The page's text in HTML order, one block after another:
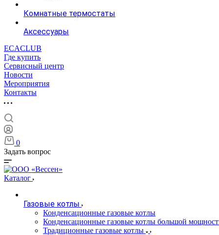
Комнатные термостаты
Аксессуары
ECACLUB
Где купить
Сервисный центр
Новости
Мероприятия
Контакты
0
Задать вопрос
Каталог
Газовые котлы
Конденсационные газовые котлы
Конденсационные газовые котлы большой
Традиционные газовые котлы